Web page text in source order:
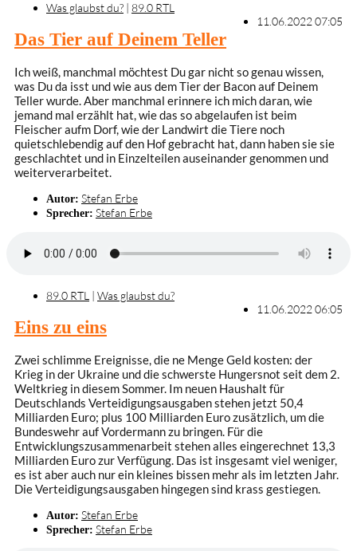
Was glaubst du? | 89.0 RTL
11.06.2022 07:05
Das Tier auf Deinem Teller
Ich weiß, manchmal möchtest Du gar nicht so genau wissen,
was Du da isst und wie aus dem Tier der Bacon auf Deinem
Teller wurde. Aber manchmal erinnere ich mich daran, wie
jemand mal erzählt hat, wie das so abgelaufen ist beim
Fleischer aufm Dorf, wie der Landwirt die Tiere noch
quietschlebendig auf den Hof gebracht hat, dann haben sie sie
geschlachtet und in Einzelteilen auseinander genommen und
weiterverarbeitet.
Autor: Stefan Erbe
Sprecher: Stefan Erbe
89.0 RTL | Was glaubst du?
11.06.2022 06:05
Eins zu eins
Zwei schlimme Ereignisse, die ne Menge Geld kosten: der
Krieg in der Ukraine und die schwerste Hungersnot seit dem 2.
Weltkrieg in diesem Sommer. Im neuen Haushalt für
Deutschlands Verteidigungsausgaben stehen jetzt 50,4
Milliarden Euro; plus 100 Milliarden Euro zusätzlich, um die
Bundeswehr auf Vordermann zu bringen. Für die
Entwicklungszusammenarbeit stehen alles eingerechnet 13,3
Milliarden Euro zur Verfügung. Das ist insgesamt viel weniger,
es ist aber auch nur ein kleines bissen mehr als im letzten Jahr.
Die Verteidigungsausgaben hingegen sind krass gestiegen.
Autor: Stefan Erbe
Sprecher: Stefan Erbe